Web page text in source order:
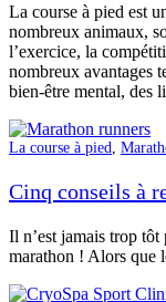
La course à pied est
nombreux animaux,
l’exercice, la
nombreux avantages
bien-être mental, des
La course à pied
Cinq conseils à
Il n’est jamais trop
marathon ! Alors que